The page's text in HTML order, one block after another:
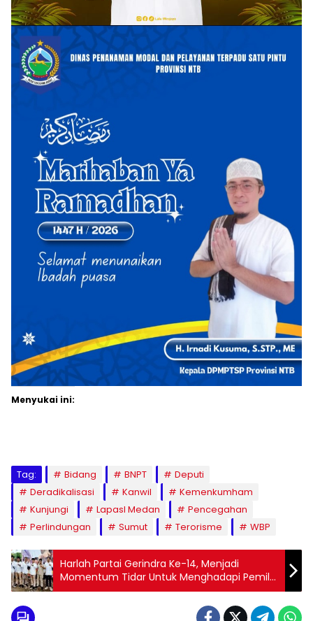
Menyukai ini:
Tag: Bidang BNPT
Deputi
Deradikalisasi
Kanwil
Kemenkumham
Kunjungi
LapasI Medan
Pencegahan
Perlindungan
Sumut Terorisme WBP
Harlah Partai Gerindra Ke-14, Menjadi
Momentum Tidar Untuk Menghadapi Pemilu
2024